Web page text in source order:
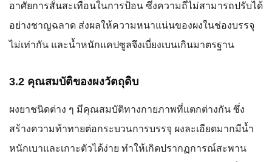
อาศัยการสั่นสะเทือนในการป้อน ซึ่งความถี่ไม่สามารถปรับได้
อย่างชาญฉลาด ส่งผลให้ความหนาแน่นของผงในช่องบรรจุ
ไม่เท่ากัน และน้ำหนักแคปซูลจึงเบี่ยงเบนเกินมาตรฐาน
3.2 คุณสมบัติของผงวัตถุดิบ
ผงยาชนิดต่าง ๆ มีคุณสมบัติทางกายภาพที่แตกต่างกัน ซึ่ง
สร้างความท้าทายต่อกระบวนการบรรจุ ผงละเอียดมากมีน้ำ
หนักเบาและเกาะตัวได้ง่าย ทำให้เกิดปรากฏการณ์สะพาน